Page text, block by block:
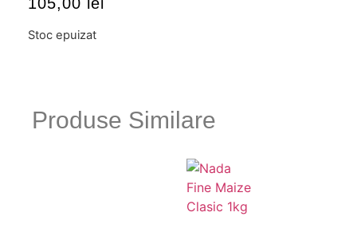
Stoc epuizat
Produse Similare